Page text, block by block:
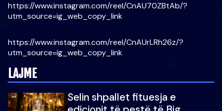
https://www.instagram.com/reel/CnAU70ZBtAb/?
utm_source=ig_web_copy_link
https://www.instagram.com/reel/CnAUrLRh26z/?
utm_source=ig_web_copy_link
LAJME
Selin shpallet fituesja e